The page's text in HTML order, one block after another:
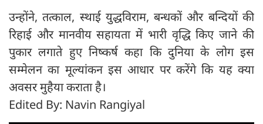
उन्होंने, तत्काल, स्थाई युद्धविराम, बन्धकों और बन्दियों की
रिहाई और मानवीय सहायता में भारी वृद्धि किए जाने की
पुकार लगाते हुए निष्कर्ष कहा कि दुनिया के लोग इस
सम्मेलन का मूल्यांकन इस आधार पर करेंगे कि यह क्या
अवसर मुहैया कराता है।
Edited By: Navin Rangiyal